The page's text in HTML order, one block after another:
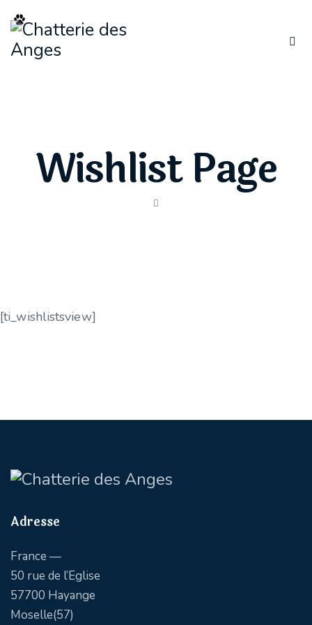
Wishlist Page
[ti_wishlistsview]
Adresse
France —
50 rue de l’Eglise
57700 Hayange
Moselle(57)